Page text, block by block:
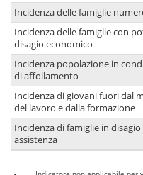
Incidenza delle famiglie
Incidenza delle famiglie con
disagio economico
Incidenza popolazione in
di affollamento
Incidenza di giovani fuori dal
del lavoro e dalla formazione
Incidenza di famiglie in disagio
assistenza